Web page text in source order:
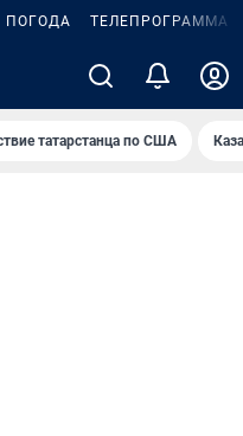
ПОГОДА ТЕЛЕПРОГРАММА
татарстанца по США